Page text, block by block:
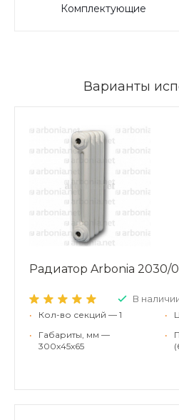
Комплектующие
Варианты
Радиатор Arbonia 2030/
В
•
Кол-во секций — 1
•
Габариты, мм —
300x45x65
•
•